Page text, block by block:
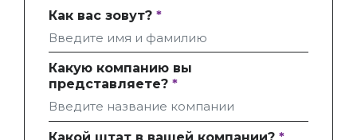
Как вас зовут? *
Какую компанию вы
представляете? *
Какой штат в вашей компании? *